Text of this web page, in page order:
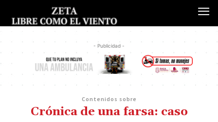
- Publicidad -
Contenidos sobre
Crónica de una farsa: caso